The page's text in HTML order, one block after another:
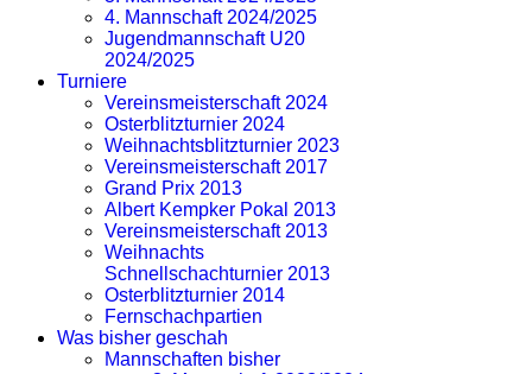
4. Mannschaft 2024/2025
Jugendmannschaft U20
2024/2025
Turniere
Vereinsmeisterschaft 2024
Osterblitzturnier 2024
Weihnachtsblitzturnier 2023
Vereinsmeisterschaft 2017
Grand Prix 2013
Albert Kempker Pokal 2013
Vereinsmeisterschaft 2013
Weihnachts
Schnellschachturnier 2013
Osterblitzturnier 2014
Fernschachpartien
Was bisher geschah
Mannschaften bisher